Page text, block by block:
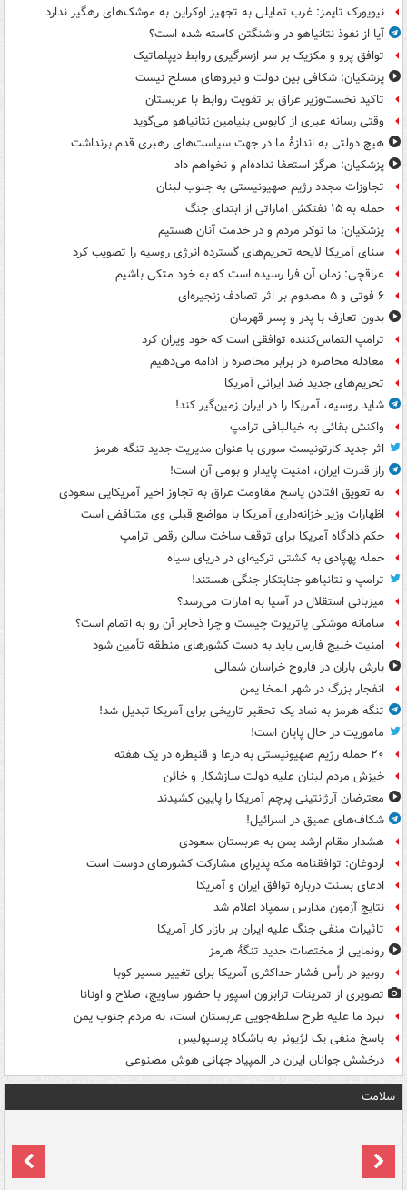
نیویورک تایمز: غرب تمایلی به تجهیز اوکراین به موشک‌های رهگیر ندارد
آیا از نفوذ نتانیاهو در واشنگتن کاسته شده است؟
توافق پرو و مکزیک بر سر ازسرگیری روابط دیپلماتیک
پزشکیان: شکافی بین دولت و نیروهای مسلح نیست
تاکید نخست‌وزیر عراق بر تقویت روابط با عربستان
وقتی رسانه عبری از کابوس بنیامین نتانیاهو می‌گوید
هیچ دولتی به اندازۀ ما در جهت سیاست‌های رهبری قدم برنداشت
پزشکیان: هرگز استعفا نداده‌ام و نخواهم داد
تجاوزات مجدد رژیم صهیونیستی به جنوب لبنان
حمله به ۱۵ نفتکش‌ اماراتی از ابتدای جنگ
پزشکیان: ما نوکر مردم و در خدمت آنان هستیم
سنای آمریکا لایحه تحریم‌های گسترده انرژی روسیه را تصویب کرد
عراقچی: زمان آن فرا رسیده است که به خود متکی باشیم
۶ فوتی و ۵ مصدوم بر اثر تصادف زنجیره‌ای
بدون تعارف با پدر و پسر قهرمان
ترامپ التماس‌کننده توافقی است که خود ویران کرد
معادله محاصره در برابر محاصره را ادامه می‌دهیم
تحریم‌های جدید ضد ایرانی آمریکا
شاید روسیه، آمریکا را در ایران زمین‌گیر کند!
واکنش بقائی به خیالبافی ترامپ
اثر جدید کارتونیست سوری با عنوان مدیریت جدید تنگه هرمز
راز قدرت ایران، امنیت پایدار و بومی آن است!
به تعویق افتادن پاسخ مقاومت عراق به تجاوز اخیر آمریکایی سعودی
اظهارات وزیر خزانه‌داری آمریکا با مواضع قبلی وی متناقض است
حکم دادگاه آمریکا برای توقف ساخت سالن رقص ترامپ
حمله پهپادی به کشتی ترکیه‌ای در دریای سیاه
ترامپ و نتانیاهو جنایتکار جنگی هستند!
میزبانی استقلال در آسیا به امارات می‌رسد؟
سامانه موشکی پاتریوت چیست و چرا ذخایر آن رو به اتمام است؟
امنیت خلیج فارس باید به دست کشورهای منطقه تأمین شود
بارش باران در فاروج خراسان شمالی
انفجار بزرگ در شهر المخا یمن
تنگه هرمز به نماد یک تحقیر تاریخی برای آمریکا تبدیل شد!
ماموریت در حال پایان است!
۲۰ حمله رژیم صهیونیستی به درعا و قنیطره در یک هفته
خیزش مردم لبنان علیه دولت سازشکار و خائن
معترضان آرژانتینی پرچم آمریکا را پایین کشیدند
شکاف‌های عمیق در اسرائیل!
هشدار مقام ارشد یمن به عربستان سعودی
اردوغان: توافقنامه مکه پذیرای مشارکت کشورهای دوست است
ادعای بسنت درباره توافق ایران و آمریکا
نتایج آزمون مدارس سمپاد اعلام شد
تاثیرات منفی جنگ علیه ایران بر بازار کار آمریکا
رونمایی از مختصات جدید تنگۀ هرمز
روبیو در رأس فشار حداکثری آمریکا برای تغییر مسیر کوبا
تصویری از تمرینات ترابزون اسپور با حضور ساویچ، صلاح و اونانا
نبرد ما علیه طرح سلطه‌جویی عربستان است، نه مردم جنوب یمن
پاسخ منفی یک لژیونر به باشگاه پرسپولیس
درخشش جوانان ایران در المپیاد جهانی هوش مصنوعی
سلامت